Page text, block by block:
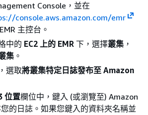
Console，並在
console.aws.amazon.com/emr
主控台。
中的 EC2 上的 EMR 下，選擇叢集 ，
集 。
選取將叢集特定日誌發布至 Amazon
位置欄位中，鍵入 (或瀏覽至) Amazon
的日誌。如果您鍵入的資料夾名稱並